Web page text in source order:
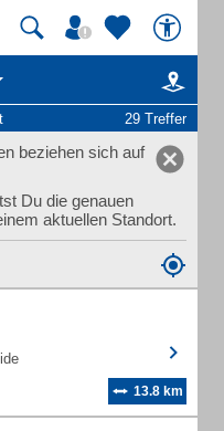
29 Treffer
beziehen sich auf
Du die genauen
aktuellen Standort.
13.8 km